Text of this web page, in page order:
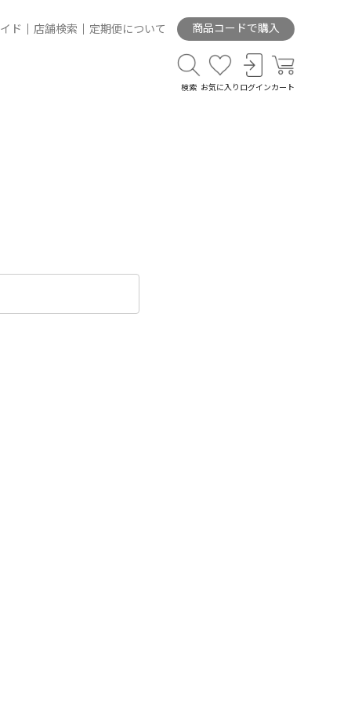
ド 店舗検索 定期便について 商品コードで購入
検索 お気に入り ログイン カート